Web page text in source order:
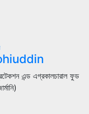
এন্ড এগ্রকালচারাল ফুড